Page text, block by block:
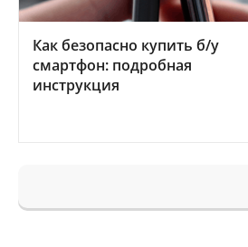
Как безопасно купить б/у
смартфон: подробная
инструкция